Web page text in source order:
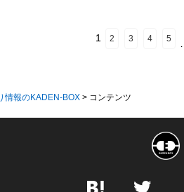
1 2 3 4 5
情報のKADEN-BOX > コンテンツ